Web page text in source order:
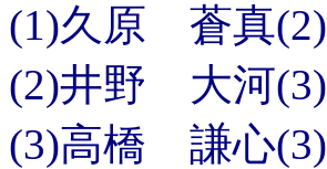
(1)久原 蒼真(2)
(2)井野 大河(3)
(3)高橋 謙心(3)